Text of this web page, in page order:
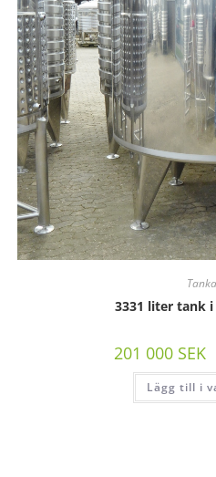
3331 liter tank i
201 000 SEK
Lägg till i